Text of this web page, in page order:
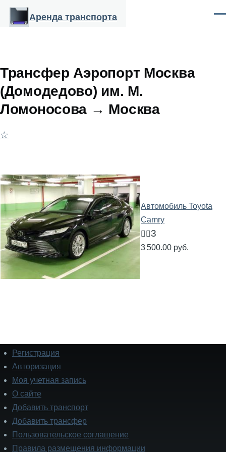
Перейти к основному содержанию
Аренда транспорта
Трансфер Аэропорт Москва
(Домодедово) им. М.
Ломоносова → Москва
☆
Автомобиль Toyota
Camry
🧍‍♂️3
3 500.00 руб.
Подвал
Регистрация
Авторизация
Моя учетная запись
О сайте
Добавить транспорт
Добавить трансфер
Пользовательское соглашение
Правила размещения информации